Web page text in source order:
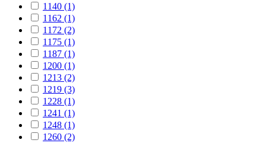
1140 (1)
1162 (1)
1172 (2)
1175 (1)
1187 (1)
1200 (1)
1213 (2)
1219 (3)
1228 (1)
1241 (1)
1248 (1)
1260 (2)